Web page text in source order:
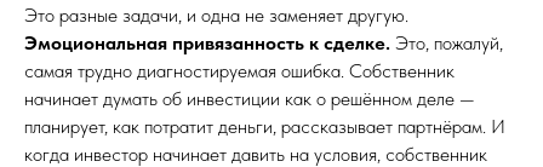
Это разные задачи, и одна не заменяет другую.
Эмоциональная привязанность к сделке. Это, пожалуй,
самая трудно диагностируемая ошибка. Собственник
начинает думать об инвестиции как о решённом деле —
планирует, как потратит деньги, рассказывает партнёрам. И
когда инвестор начинает давить на условия, собственник